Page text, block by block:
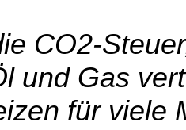
CO2-
und Gas
für viele